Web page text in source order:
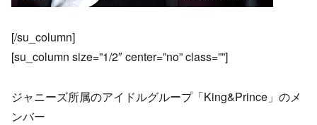
[/su_column]
[su_column size=”1/2″ center=”no” class=””]
ジャニーズ所属のアイドルグループ「King&Prince」のメ
ンバー